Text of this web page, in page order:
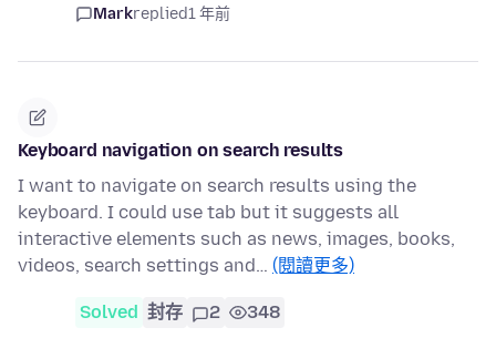
Markreplied1 年前
Keyboard navigation on search results
I want to navigate on search results using the
keyboard. I could use tab but it suggests all
interactive elements such as news, images, books,
videos, search settings and… (閱讀更多)
Solved 封存 2 348